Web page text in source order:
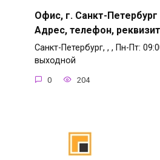
Офис, г. Санкт-
Адрес, телефон,
Санкт-Петербург, , , Пн-Пт:
выходной
0 204